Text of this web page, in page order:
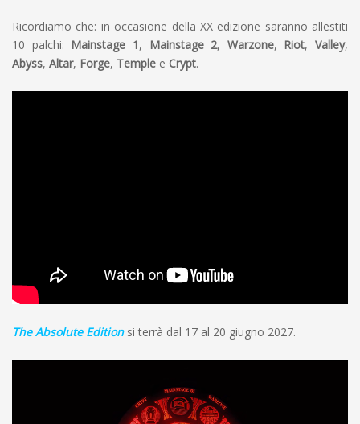
Ricordiamo che: in occasione della XX edizione saranno allestiti
10 palchi: Mainstage 1, Mainstage 2, Warzone, Riot, Valley,
Abyss, Altar, Forge, Temple e Crypt.
The Absolute Editionsi terrà dal 17 al 20 giugno 2027.